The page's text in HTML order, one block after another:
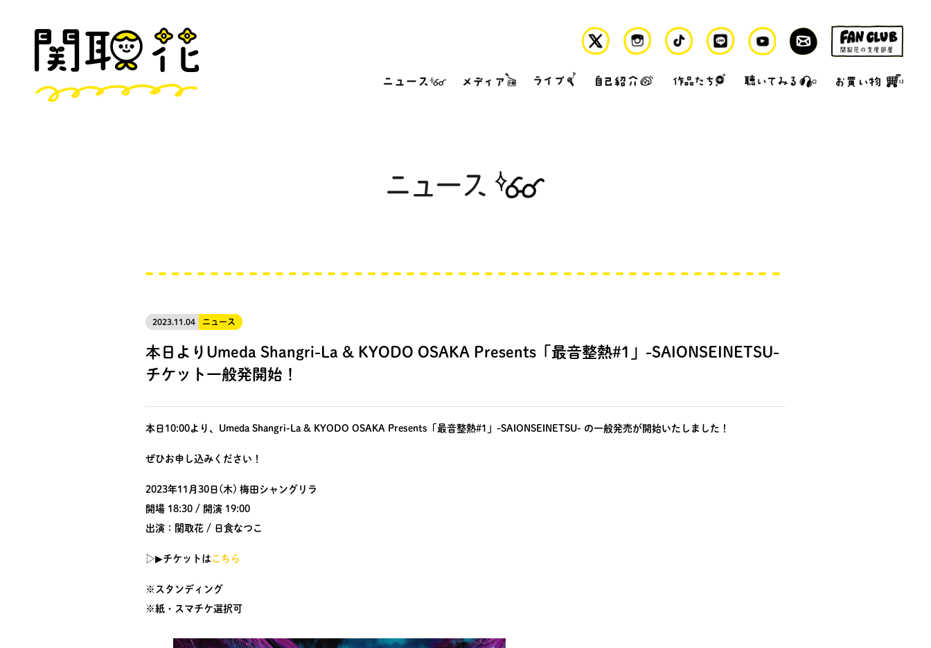
2023.11.04 ニュース
本日よりUmeda Shangri-La & KYODO OSAKA Presents「最音整熱#1」-SAIONSEINETSU-
チケット一般発開始！
本日10:00より、Umeda Shangri-La & KYODO OSAKA Presents「最音整熱#1」-SAIONSEINETSU- の一般発売が開始いたしました！
ぜひお申し込みください！
2023年11月30日(木) 梅田シャングリラ
開場 18:30 / 開演 19:00
出演：関取花 / 日食なつこ
▷▶︎チケットはこちら
※スタンディング
※紙・スマチケ選択可